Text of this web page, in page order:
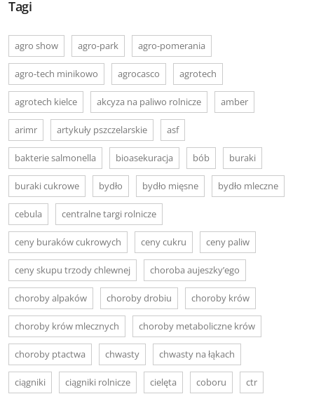
Tagi
agro show agro-park agro-pomerania
agro-tech minikowo agrocasco agrotech
agrotech kielce akcyza na paliwo rolnicze amber
arimr artykuły pszczelarskie asf
bakterie salmonella bioasekuracja bób buraki
buraki cukrowe bydło bydło mięsne bydło mleczne
cebula centralne targi rolnicze
ceny buraków cukrowych ceny cukru ceny paliw
ceny skupu trzody chlewnej choroba aujeszky’ego
choroby alpaków choroby drobiu choroby krów
choroby krów mlecznych choroby metaboliczne krów
choroby ptactwa chwasty chwasty na łąkach
ciągniki ciągniki rolnicze cielęta coboru ctr